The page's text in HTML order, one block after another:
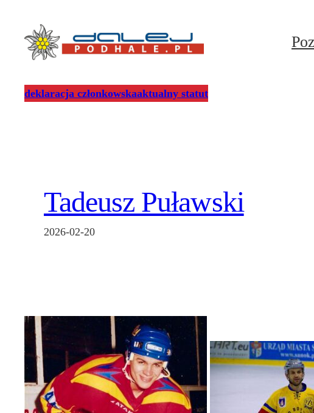
treści
deklaracja członkowskaaktualny statut
Tadeusz Puławski
2026-02-20